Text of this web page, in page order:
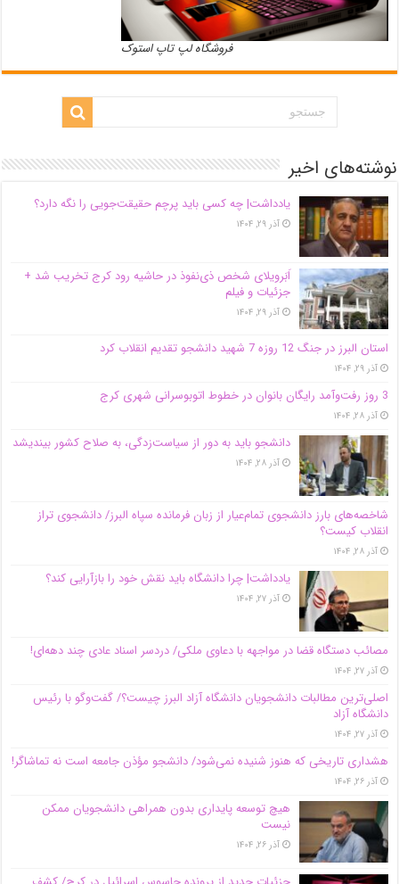
فروشگاه لپ تاپ استوک
نوشته‌های اخیر
یادداشت| ‌چه کسی باید پرچم حقیقت‌جویی را نگه دارد؟
آذر ۲۹, ۱۴۰۴
اَبَر‌ویلای شخص ذی‌نفوذ در حاشیه‌ رود کرج تخریب شد +
جزئیات و فیلم
آذر ۲۹, ۱۴۰۴
استان البرز در جنگ 12 روزه 7 شهید دانشجو تقدیم انقلاب کرد
آذر ۲۹, ۱۴۰۴
3 روز رفت‌وآمد رایگان بانوان در خطوط اتوبوسرانی شهری کرج
آذر ۲۸, ۱۴۰۴
دانشجو باید به دور از سیاست‌زدگی، به صلاح کشور بیندیشد
آذر ۲۸, ۱۴۰۴
شاخصه‌های بارز دانشجوی تمام‌عیار از زبان فرمانده سپاه البرز/ دانشجوی تراز
انقلاب کیست؟
آذر ۲۸, ۱۴۰۴
یادداشت| چرا دانشگاه باید نقش خود را بازآرایی کند؟
آذر ۲۷, ۱۴۰۴
مصائب دستگاه قضا در مواجهه با دعاوی ملکی/ دردسر اسناد عادی چند‌ دهه‌ای!
آذر ۲۷, ۱۴۰۴
اصلی‌ترین مطالبات دانشجویان دانشگاه آزاد البرز چیست؟/ گفت‌وگو با رئیس
دانشگاه آز‌اد
آذر ۲۷, ۱۴۰۴
هشداری تاریخی که هنوز شنیده نمی‌شود/ دانشجو مؤذن جامعه است نه تماشاگر!
آذر ۲۶, ۱۴۰۴
هیچ توسعه پایداری بدون همراهی دانشجویان ممکن
نیست
آذر ۲۶, ۱۴۰۴